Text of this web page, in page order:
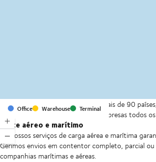
Office Warehouse Terminal
Com escritórios e instalações em mais de 90
abastecimento para milhares de empresas todos
Frete aéreo e marítimo
Os nossos serviços de carga aérea e marítima
Gerimos envios em contentor completo, parcial
companhias marítimas e aéreas.